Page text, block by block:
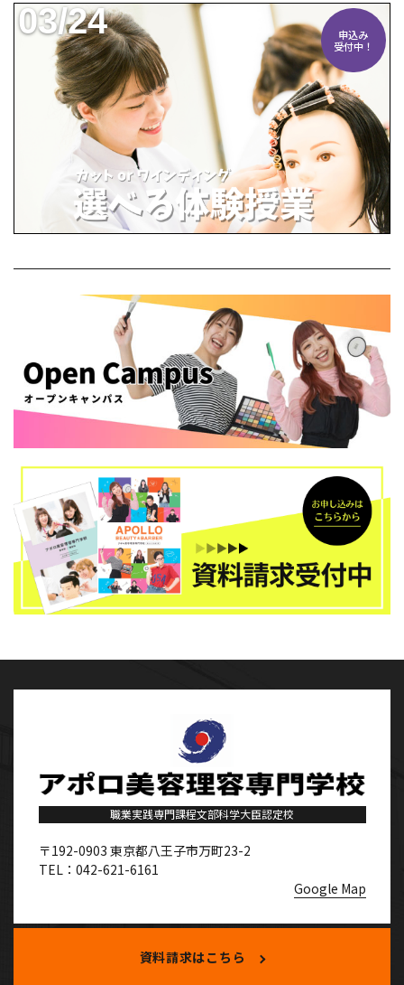
申込み
受付中！
03/24
職業実践専門課程文部科学大臣認定校
〒192-0903 東京都八王子市万町23-2
TEL：042-621-6161
Google Map
資料請求はこちら